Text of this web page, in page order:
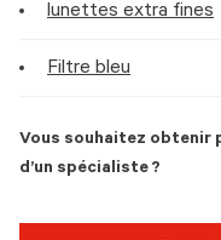
lunettes extra fines
Filtre bleu
Vous souhaitez obtenir
d’un spécialiste ?